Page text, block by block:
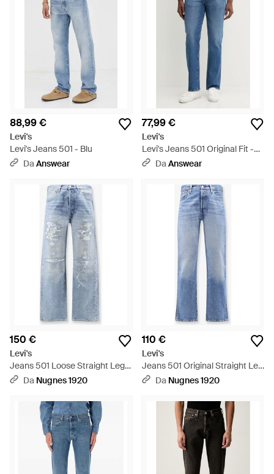
88,99 €
Levi's
Levi's Jeans 501 - Blu
DaAnswear
77,99 €
Levi's
Levi's Jeans 501 Original Fit -
Blu DaAnswear
150 €
Levi's
Jeans 501 Loose Straight Leg -
Blu Da Nugnes 1920
110 €
Levi's
Jeans 501 Original Straight Leg
- BluDa Nugnes 1920